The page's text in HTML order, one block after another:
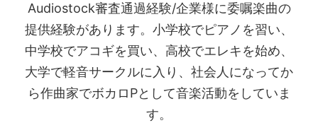
Audiostock審査通過経験/企業様に委嘱楽曲の
提供経験があります。小学校でピアノを習い、
中学校でアコギを買い、高校でエレキを始め、
大学で軽音サークルに入り、社会人になってか
ら作曲家でボカロPとして音楽活動をしていま
す。